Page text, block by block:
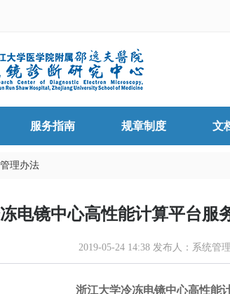
服务指南 规章制度 文
理办法
电镜中心高性能计算平台服
2019-05-24 14:38 发布人：系统管
浙江大学冷冻电镜中心高性能